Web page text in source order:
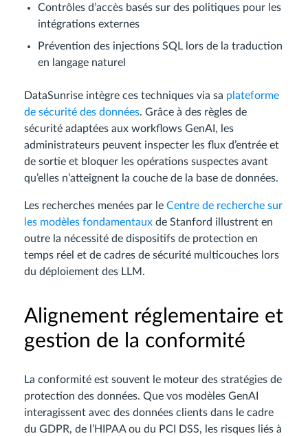
Contrôles d’accès basés sur des politiques pour les
intégrations externes
Prévention des injections SQL lors de la traduction
en langage naturel
DataSunrise intègre ces techniques via sa plateforme
de sécurité des données. Grâce à des règles de
sécurité adaptées aux workflows GenAI, les
administrateurs peuvent inspecter les flux d’entrée et
de sortie et bloquer les opérations suspectes avant
qu’elles n’atteignent la couche de la base de données.
Les recherches menées par le Centre de recherche sur
les modèles fondamentaux de Stanford illustrent en
outre la nécessité de dispositifs de protection en
temps réel et de cadres de sécurité multicouches lors
du déploiement des LLM.
Alignement réglementaire et
gestion de la conformité
La conformité est souvent le moteur des stratégies de
protection des données. Que vos modèles GenAI
interagissent avec des données clients dans le cadre
du GDPR, de l’HIPAA ou du PCI DSS, les risques liés à